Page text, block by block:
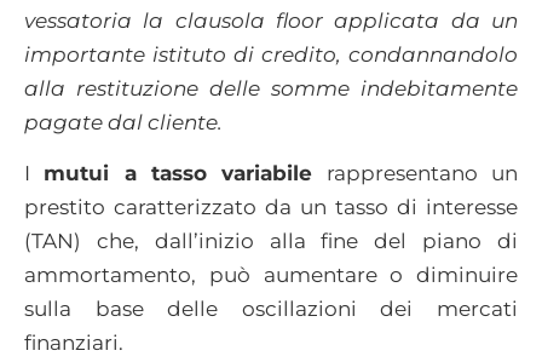
vessatoria la clausola floor applicata da un
importante istituto di credito, condannandolo
alla restituzione delle somme indebitamente
pagate dal cliente.
I mutui a tasso variabile rappresentano un
prestito caratterizzato da un tasso di interesse
(TAN) che, dall’inizio alla fine del piano di
ammortamento, può aumentare o diminuire
sulla base delle oscillazioni dei mercati
finanziari.